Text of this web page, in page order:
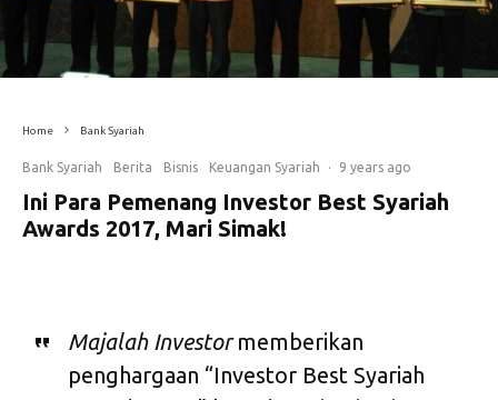
Home Bank Syariah
Bank Syariah Berita Bisnis Keuangan Syariah · 9 years ago
Ini Para Pemenang Investor Best Syariah
Awards 2017, Mari Simak!
Majalah Investormemberikan
penghargaan “Investor Best Syariah